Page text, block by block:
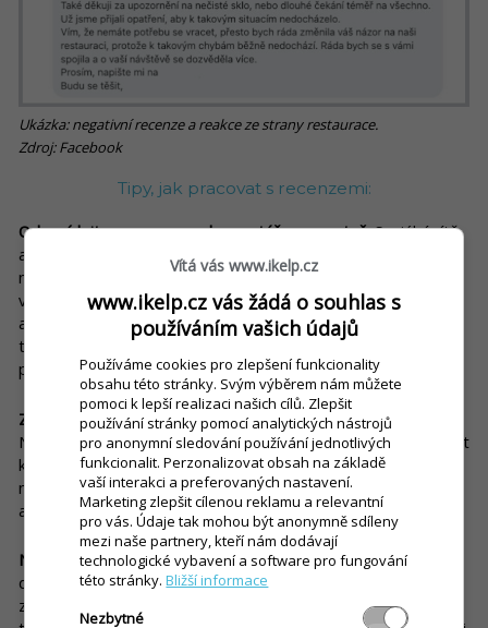
Ukázka: negativní recenze a reakce ze strany restaurace.
Zdroj: Facebook
Tipy, jak pracovat s recenzemi:
Odpovídejte na recenze a komentáře promptně.Sociální sítě
a stránky často a pravidelně prohlížejte, zda se na nich
neobjevily nějaké komentáře nebo zprávy. U pozitivní zpětné
vazby sice pozdější odpověď neuškodí, negativní recenze je
ale potřeba řešit co nejdříve a neoddalovat komunikaci. To
totiž vrhá špatné světlo na vaši firmu jak před aktuálními, tak
před potenciálními zákazníky.
Za žádných okolností neignorujte negativní zpětnou vazbu.
Neskrývejte se před negativními zprávami. Snažte se je vyřešit
ke spokojenosti zákazníka. Ostatní lidé tak uvidí, že vám na
názoru vašich zákazníků záleží a nebojíte se zabojovat o to,
aby vás navštívili i v budoucnosti.
Nepouštějte se do hádky se svými zákazníky.Další, nepříliš
doporučená cesta, jak komunikovat s nespokojeným
zákazníkem, je pouštět se s ním do výměny názorů. Ta se
Vítá vás www.ikelp.cz
www.ikelp.cz vás žádá o souhlas s
používáním vašich údajů
Používáme cookies pro zlepšení funkcionality
obsahu této stránky. Svým výběrem nám můžete
pomoci k lepší realizaci našich cílů. Zlepšit
používání stránky pomocí analytických nástrojů
pro anonymní sledování používání jednotlivých
funkcionalit. Perzonalizovat obsah na základě
vaší interakci a preferovaných nastavení.
Marketing zlepšit cílenou reklamu a relevantní
pro vás. Údaje tak mohou být anonymně sdíleny
mezi naše partnery, kteří nám dodávají
technologické vybavení a software pro fungování
této stránky.Bližší informace
Nezbytné